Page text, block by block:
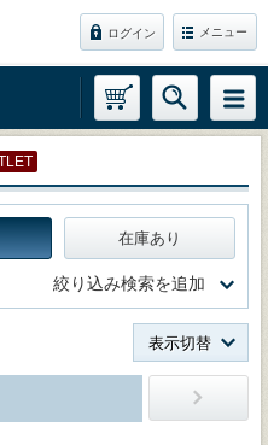
ログイン メニュー
在庫あり
絞り込み検索を追加
表示切替